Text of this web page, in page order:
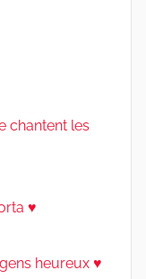
chantent les
♥
heureux ♥